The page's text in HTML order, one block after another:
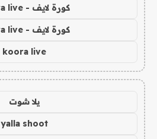
كورة لايف - koora live
كورة لايف - koora live
koora live
يلا شوت
yalla shoot